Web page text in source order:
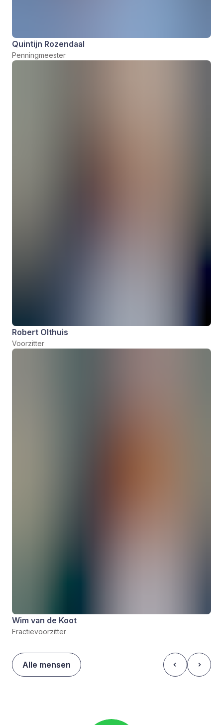
Quintijn Rozendaal
Penningmeester
Robert Olthuis
Voorzitter
Wim van de Koot
Fractievoorzitter
Alle mensen